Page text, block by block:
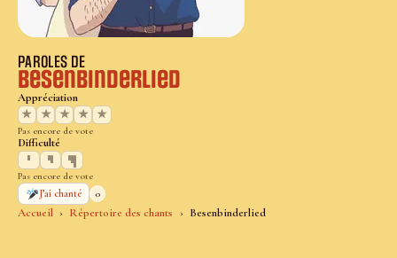
Accueil Répertoire des chants Besenbinderlied
PAROLES DE
Besenbinderlied
Appréciation
★
★ ★ ★ ★
Pas encore de vote
Difficulté
Pas encore de vote
J’ai chanté
0